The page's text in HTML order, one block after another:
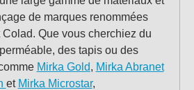
de marques renommées
Que vous cherchiez du
des tapis ou des
Mirka Gold, Mirka Abranet
et Mirka Microstar,